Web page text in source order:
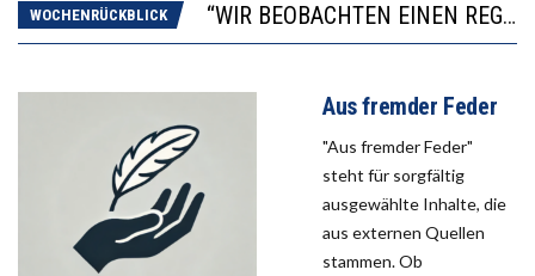
WOCHENRÜCKBLICK
DIE VERSTÄRKTE HARMONISIERUNG IM SCHULWESEN VERRINGERT DAS INNOVATIONSPOTENZIAL
2’529 UNTERSCHRIFTEN FÜR «KEINE DIGITALEN GERÄTE IN DEN ERSTEN VIER PRIMARSCHULJAHREN» EINGEREICHT
Aus fremder Feder
"Aus fremder Feder"
steht für sorgfältig
ausgewählte Inhalte, die
aus externen Quellen
stammen. Ob